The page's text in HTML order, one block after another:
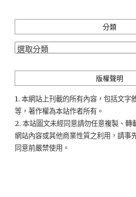
分類
分
版權聲明
1. 本網站上刊載的所有內容，包括文字
等，著作權為本站作者所有。
2. 本站圖文未經同意請勿任意複製、轉
網站內容或其他商業性質之利用，請事
同意前嚴禁使用。